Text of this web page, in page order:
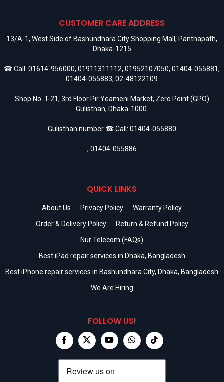
CUSTOMER CARE ADDRESS
13/A-1, West Side of Bashundhara City Shopping Mall, Panthapath,
Dhaka-1215
☎ Call: 01614-956000, 01911311112, 01952107050, 01404-055881,
01404-055883, 02-48122109
Shop No. T-21, 3rd Floor Pir Yeameni Market, Zero Point (GPO)
Gulisthan, Dhaka-1000.
Gulisthan number ☎ Call: 01404-055880
, 01404-055886
QUICK LINKS
About Us Privacy Policy
Warranty Policy
Order & Delivery Policy
Return & Refund Policy
Nur Telecom (FAQs)
Best iPad repair services in Dhaka, Bangladesh
Best iPhone repair services in Bashundhara City, Dhaka, Bangladesh
We Are Hiring
FOLLOW US!